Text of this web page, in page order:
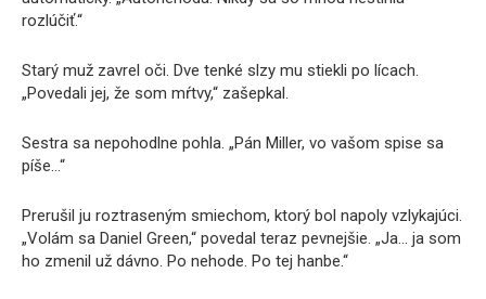
rozlúčiť.“
Starý muž zavrel oči. Dve tenké slzy mu stiekli po lícach.
„Povedali jej, že som mŕtvy,“ zašepkal.
Sestra sa nepohodlne pohla. „Pán Miller, vo vašom spise sa
píše…“
Prerušil ju roztraseným smiechom, ktorý bol napoly vzlykajúci.
„Volám sa Daniel Green,“ povedal teraz pevnejšie. „Ja… ja som
ho zmenil už dávno. Po nehode. Po tej hanbe.“